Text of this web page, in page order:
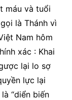
máu và tuổi
là Thánh vì
Nam hôm
xác : Khai
lại lo sợ
lực lại
“diển biến